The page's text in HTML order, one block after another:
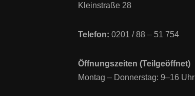
Kleinstraße 28
Telefon: 0201 / 88 – 51 754
Öffnungszeiten (Teilgeöffnet)
Montag – Donnerstag: 9–16 Uhr